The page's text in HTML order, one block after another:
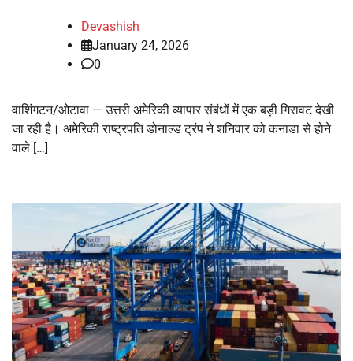
Devashish
January 24, 2026
0
वाशिंगटन/ओटावा — उत्तरी अमेरिकी व्यापार संबंधों में एक बड़ी गिरावट देखी
जा रही है। अमेरिकी राष्ट्रपति डोनाल्ड ट्रंप ने शनिवार को कनाडा से होने
वाले […]